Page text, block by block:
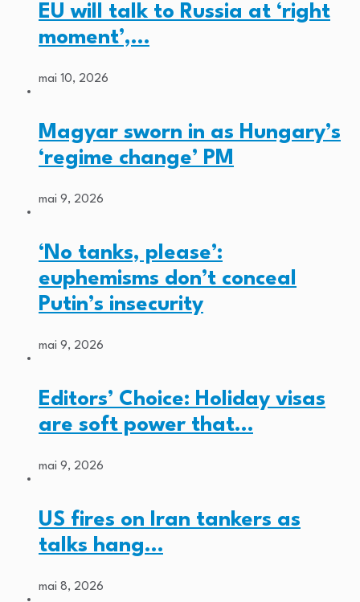
EU will talk to Russia at ‘right
moment’,…
mai 10, 2026
Magyar sworn in as Hungary’s
‘regime change’ PM
mai 9, 2026
‘No tanks, please’:
euphemisms don’t conceal
Putin’s insecurity
mai 9, 2026
Editors’ Choice: Holiday visas
are soft power that…
mai 9, 2026
US fires on Iran tankers as
talks hang…
mai 8, 2026